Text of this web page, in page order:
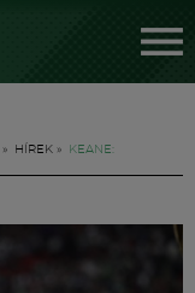
» HÍREK »
KEANE: